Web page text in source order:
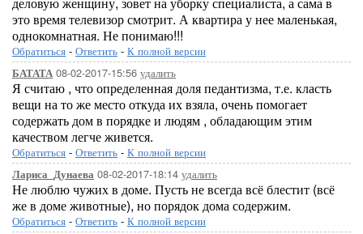
это время телевизор смотрит. А квартира у нее маленькая,
однокомнатная. Не понимаю!!!
Обратиться - Ответить - К полной версии
БАТАТА 08-02-2017-15:56 удалить
Я считаю , что определенная доля педантизма, т.е. класть
вещи на то же место откуда их взяла, очень помогает
содержать дом в порядке и людям , обладающим этим
качеством легче живется.
Обратиться - Ответить - К полной версии
Лариса_Дунаева 08-02-2017-18:14 удалить
Не люблю чужих в доме. Пусть не всегда всё блестит (всё
же в доме животные), но порядок дома содержим.
Обратиться - Ответить - К полной версии